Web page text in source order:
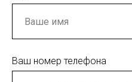
Ваш номер телефона